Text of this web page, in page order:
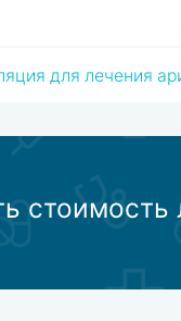
каждый пациент
Лечащие
и осложнений.
для лечения